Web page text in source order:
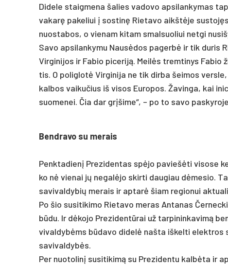
Di­de­le staig­me­na ša­lies va­do­vo ap­si­lan­ky­mas
va­karę pa­ke­liui į sos­tinę Rie­ta­vo aikštė­je
nuo­sta­bos, o vie­nam ki­tam smal­suo­liui ne­tgi
Sa­vo ap­si­lan­ky­mu Nausė­dos pa­gerbė ir tik du­ris
Vir­gi­ni­jos ir Fa­bio pi­ce­riją. Meilės trem­ti­nys
tis. O po­lig­lotė Vir­gi­ni­ja ne tik dir­ba šei­mos
kal­bos vai­ku­čius iš vi­sos Eu­ro­pos. Ža­vin­ga, kai
suo­me­nei. Čia dar grįši­me“, – po to sa­vo
Bend­ra­vo su me­rais
Penk­ta­dienį Pre­zi­den­tas spėjo pa­viešė­ti vi­so­se
ko nė vie­nai jų ne­galė­jo skir­ti dau­giau dėme­sio.
sa­vi­val­dy­bių me­rais ir ap­tarė šiam re­gio­nui
Po šio su­si­ti­ki­mo Rie­ta­vo me­ras An­ta­nas
būdu. Ir dėko­jo Pre­zi­dentū­rai už tar­pi­nin­ka­vimą
vi­val­dybėms būda­vo di­delė naš­ta iš­kel­ti elekt­ros
sa­vi­val­dybės.
Per nuo­to­linį su­si­ti­kimą su Pre­zi­den­tu kalbė­ta ir